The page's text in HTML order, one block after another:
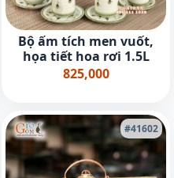
Bộ ấm tích men vuốt,
họa tiết hoa rơi 1.5L
825,000
#41602